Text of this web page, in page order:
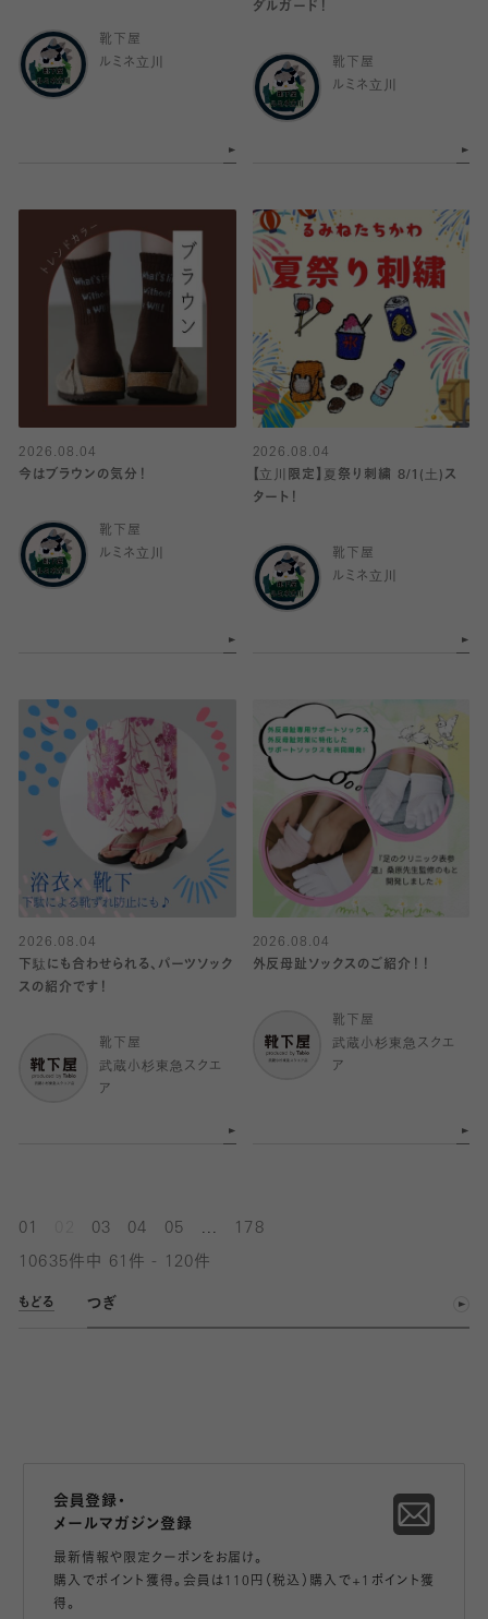
靴下屋
ルミネ立川
ダルガード！
靴下屋
ルミネ立川
2026.08.04
今はブラウンの気分！
靴下屋
ルミネ立川
2026.08.04
【立川限定】夏祭り刺繍 8/1(土)ス
タート！
靴下屋
ルミネ立川
2026.08.04
下駄にも合わせられる、パーツソック
スの紹介です！
靴下屋
武蔵小杉東急スクエ
ア
2026.08.04
外反母趾ソックスのご紹介！！
靴下屋
武蔵小杉東急スクエ
ア
01 03 04 05 178
10635件中 61件 - 120件
もどる つぎ
会員登録・
メールマガジン登録
最新情報や限定クーポンをお届け。
購入でポイント獲得。会員は110円（税込）購入で+1ポイント獲
得。